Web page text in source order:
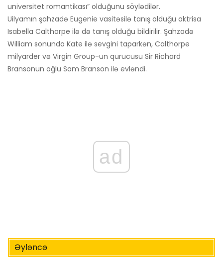
universitet romantikası” olduğunu söylədilər.
Uilyamın şahzadə Eugenie vasitəsilə tanış olduğu aktrisa
Isabella Calthorpe ilə də tanış olduğu bildirilir. Şahzadə
William sonunda Kate ilə sevgini taparkən, Calthorpe
milyarder və Virgin Group-un qurucusu Sir Richard
Bransonun oğlu Sam Branson ilə evləndi.
ad
Əyləncə